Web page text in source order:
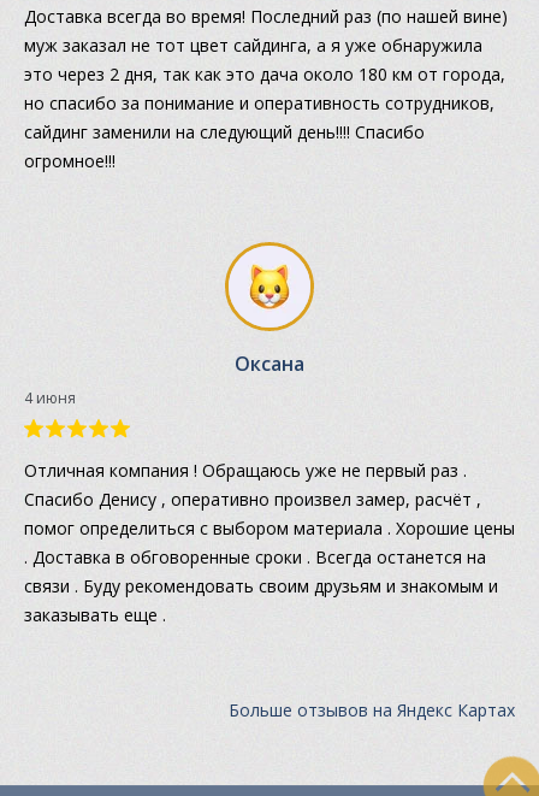
Доставка всегда во время! Последний раз (по нашей вине)
муж заказал не тот цвет сайдинга, а я уже обнаружила
это через 2 дня, так как это дача около 180 км от города,
но спасибо за понимание и оперативность сотрудников,
сайдинг заменили на следующий день!!!! Спасибо
огромное!!!
Оксана
4 июня
Отличная компания ! Обращаюсь уже не первый раз .
Спасибо Денису , оперативно произвел замер, расчёт ,
помог определиться с выбором материала . Хорошие цены
. Доставка в обговоренные сроки . Всегда останется на
связи . Буду рекомендовать своим друзьям и знакомым и
заказывать еще .
Больше отзывов на Яндекс Картах